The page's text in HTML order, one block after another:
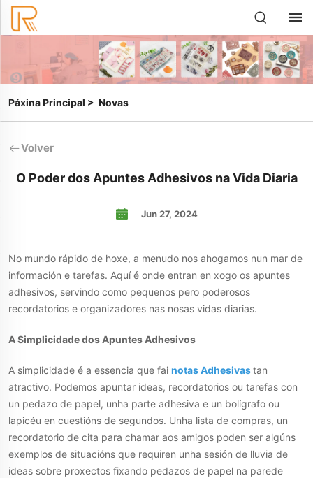
Páxina Principal > Novas
Volver
O Poder dos Apuntes Adhesivos na Vida Diaria
Jun 27, 2024
No mundo rápido de hoxe, a menudo nos ahogamos nun mar de
información e tarefas. Aquí é onde entran en xogo os apuntes
adhesivos, servindo como pequenos pero poderosos
recordatorios e organizadores nas nosas vidas diarias.
A Simplicidade dos Apuntes Adhesivos
A simplicidade é a essencia que fai notas Adhesivastan
atractivo. Podemos apuntar ideas, recordatorios ou tarefas con
un pedazo de papel, unha parte adhesiva e un bolígrafo ou
lapicéu en cuestións de segundos. Unha lista de compras, un
recordatorio de cita para chamar aos amigos poden ser algúns
exemplos de situacións que requiren unha sesión de lluvia de
ideas sobre proxectos fixando pedazos de papel na parede